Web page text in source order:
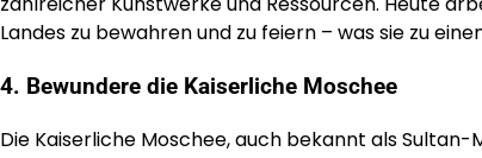
Landes zu bewahren und zu feiern – was sie zu
4. Bewundere die Kaiserliche Moschee
Die Kaiserliche Moschee, auch bekannt als